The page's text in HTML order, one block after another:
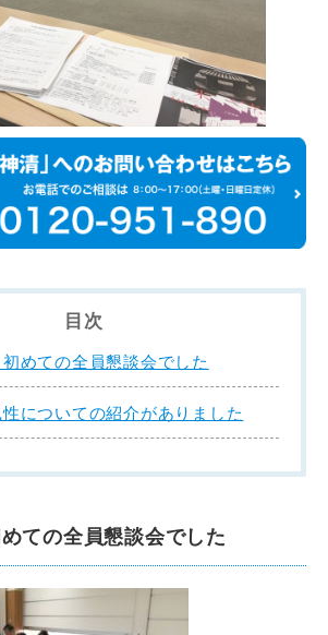
目次
めての全員懇談会でした
についての紹介がありました
ての全員懇談会でした